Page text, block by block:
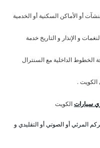
أو الأماكن السكنية أو الخدمية
و الإنذار و التاريخ خدمة
الخطوط الداخلية مع السنترال
.
سياراتالكويت
المرئي أو الصوتي أو التقليدي و